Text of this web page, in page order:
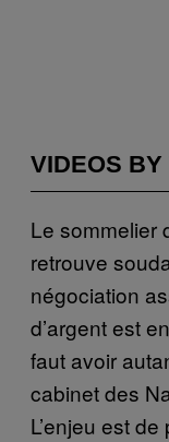
VIDEOS BY
Le sommelier
retrouve
négociation
d’argent est
faut avoir
cabinet des
L’enjeu est